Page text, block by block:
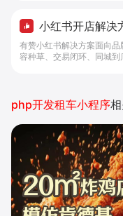
小红书开店解决
化工具 - 做生意
有赞小红书解决方案面向
容种草、交易闭环、同城
php开发租车小程序